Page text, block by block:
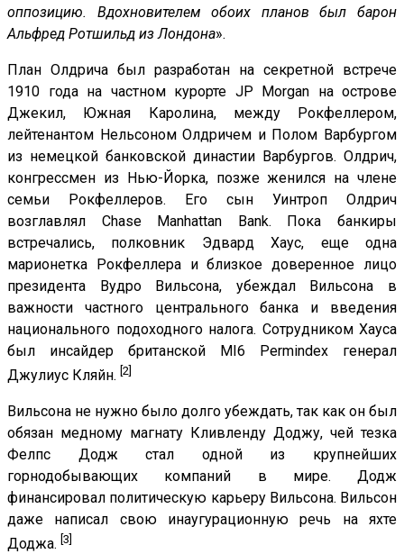
оппозицию. Вдохновителем обоих планов был барон
Альфред Ротшильд из Лондона».
План Олдрича был разработан на секретной встрече
1910 года на частном курорте JP Morgan на острове
Джекил, Южная Каролина, между Рокфеллером,
лейтенантом Нельсоном Олдричем и Полом Варбургом
из немецкой банковской династии Варбургов. Олдрич,
конгрессмен из Нью-Йорка, позже женился на члене
семьи Рокфеллеров. Его сын Уинтроп Олдрич
возглавлял Chase Manhattan Bank. Пока банкиры
встречались, полковник Эдвард Хаус, еще одна
марионетка Рокфеллера и близкое доверенное лицо
президента Вудро Вильсона, убеждал Вильсона в
важности частного центрального банка и введения
национального подоходного налога. Сотрудником Хауса
был инсайдер британской MI6 Permindex генерал
Джулиус Кляйн. [2]
Вильсона не нужно было долго убеждать, так как он был
обязан медному магнату Кливленду Доджу, чей тезка
Фелпс Додж стал одной из крупнейших
горнодобывающих компаний в мире. Додж
финансировал политическую карьеру Вильсона. Вильсон
даже написал свою инаугурационную речь на яхте
Доджа. [3]